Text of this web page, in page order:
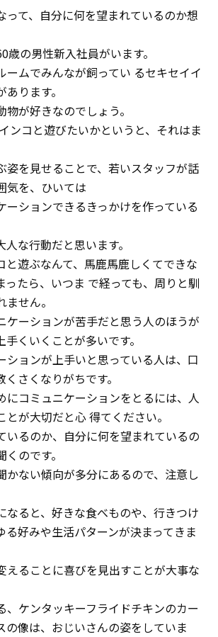
って、自分に何を望まれているのか想
歳の男性新入社員がいます。
ームでみんなが飼ってい るセキセイイ
ります。
が好きなのでしょう。
ンコと遊びたいかというと、それはま
姿を見せることで、若いスタッフが話
気を、ひいては
ーションできるきっかけを作っている
な行動だと思います。
と遊ぶなんて、馬鹿馬鹿しくてできな
ったら、いつま で経っても、周りと馴
せん。
ケーションが苦手だと思う人のほうが
くいくことが多いです。
ションが上手いと思っている人は、口
さくなりがちです。
にコミュニケーションをとるには、人
が大切だと心 得てください。
いるのか、自分に何を望まれているの
のです。
かない傾向が多分にあるので、注意し
なると、好きな食べものや、行きつけ
る好みや生活パターンが決まってきま
えることに喜びを見出すことが大事な
、ケンタッキーフライドチキンのカー
の像は、おじいさんの姿をしていま